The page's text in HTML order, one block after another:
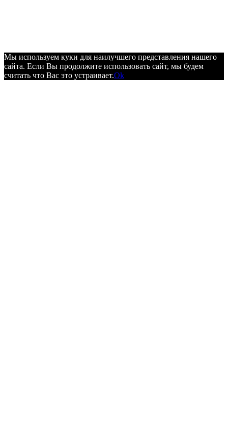
Мы используем куки для наилучшего представления нашего
сайта. Если Вы продолжите использовать сайт, мы будем
считать что Вас это устраивает.Ok